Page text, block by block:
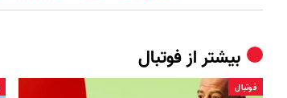
بیشتر ازفوتبال
فوتبال